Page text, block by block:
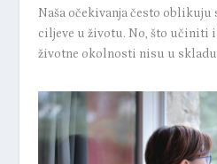
Naša očekivanja često oblikuju
ciljeve u životu. No, što učiniti
životne okolnosti nisu u skladu